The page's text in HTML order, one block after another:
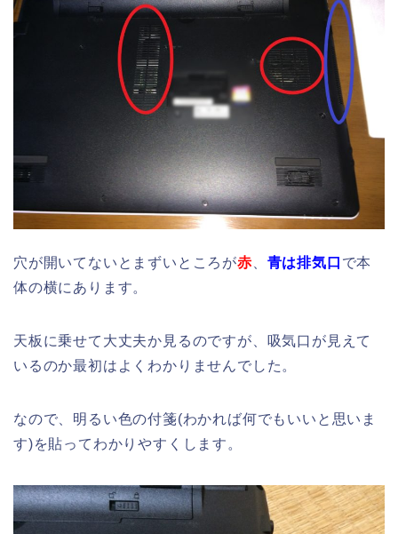
穴が開いてないとまずいところが赤 青は排気口 で本
体の横にあります。
天板に乗せて大丈夫か見るのですが、吸気口が見えて
いるのか最初はよくわかりませんでした。
なので、明るい色の付箋(わかれば何でもいいと思いま
す)を貼ってわかりやすくします。